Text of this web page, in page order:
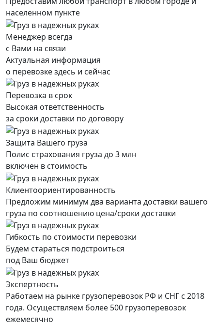
населенном пункте
Менеджер всегда
с Вами на связи
Актуальная информация
о перевозке здесь и сейчас
Перевозка в срок
Высокая ответственность
за сроки доставки по договору
Защита Вашего груза
Полис страхования груза до 3 млн
включен в стоимость
Клиентоориентированность
Предложим минимум два варианта доставки вашего
груза по соотношению цена/сроки доставки
Гибкость по стоимости перевозки
Будем стараться подстроиться
под Ваш бюджет
Экспертность
Работаем на рынке грузоперевозок РФ и СНГ с 2018
года. Осуществляем более 500 грузоперевозок
ежемесячно